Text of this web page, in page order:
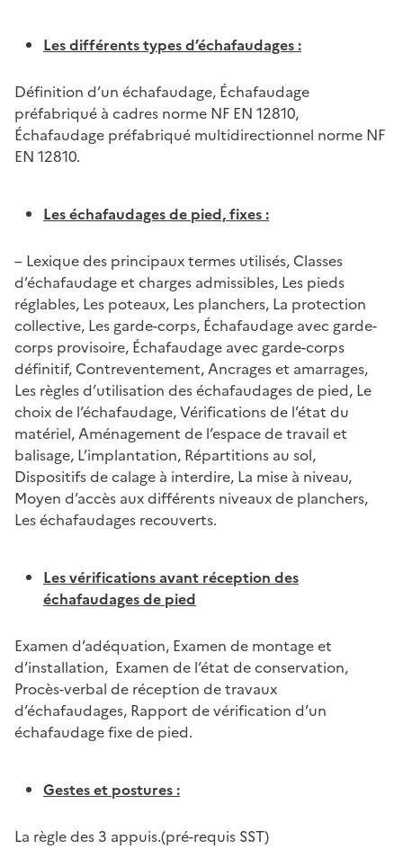
Les différents types d’échafaudages :
Définition d’un échafaudage, Échafaudage
préfabriqué à cadres norme NF EN 12810,
Échafaudage préfabriqué multidirectionnel norme NF
EN 12810.
Les échafaudages de pied, fixes :
– Lexique des principaux termes utilisés, Classes
d’échafaudage et charges admissibles, Les pieds
réglables, Les poteaux, Les planchers, La protection
collective, Les garde-corps, Échafaudage avec garde-
corps provisoire, Échafaudage avec garde-corps
définitif, Contreventement, Ancrages et amarrages,
Les règles d’utilisation des échafaudages de pied, Le
choix de l’échafaudage, Vérifications de l’état du
matériel, Aménagement de l’espace de travail et
balisage, L’implantation, Répartitions au sol,
Dispositifs de calage à interdire, La mise à niveau,
Moyen d’accès aux différents niveaux de planchers,
Les échafaudages recouverts.
Les vérifications avant réception des
échafaudages de pied
Examen d’adéquation, Examen de montage et
d’installation, Examen de l’état de conservation,
Procès-verbal de réception de travaux
d’échafaudages, Rapport de vérification d’un
échafaudage fixe de pied.
Gestes et postures :
La règle des 3 appuis.(pré-requis SST)